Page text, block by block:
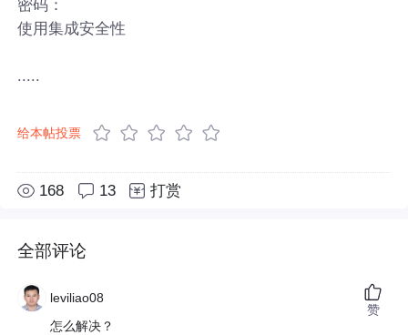
密码：
使用集成安全性
.....
给本帖投票
168 13 打赏
全部评论
leviliao08
怎么解决？
赞